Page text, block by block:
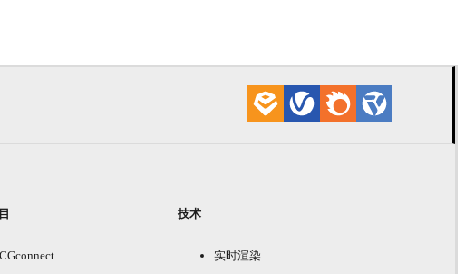
CGconnect
技术
实时渲染